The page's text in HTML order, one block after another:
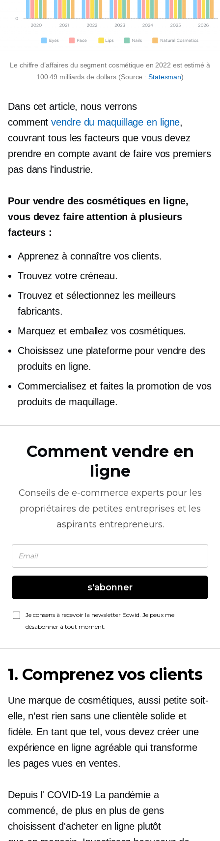
Le chiffre d’affaires du segment cosmétique en 2022 est estimé à
100.49 milliards de dollars (Source :Statesman)
Dans cet article, nous verrons
commentvendre du maquillage en ligne,
couvrant tous les facteurs que vous devez
prendre en compte avant de faire vos premiers
pas dans l'industrie.
Pour vendre des cosmétiques en ligne,
vous devez faire attention à plusieurs
facteurs :
Apprenez à connaître vos clients.
Trouvez votre créneau.
Trouvez et sélectionnez les meilleurs
fabricants.
Marquez et emballez vos cosmétiques.
Сhoisissez une plateforme pour vendre des
produits en ligne.
Commercialisez et faites la promotion de vos
produits de maquillage.
Comment vendre en
ligne
Conseils de e-commerce experts pour les
propriétaires de petites entreprises et les
aspirants entrepreneurs.
s'abonner
Je consens à recevoir la newsletter Ecwid. Je peux me
désabonner à tout moment.
1. Comprenez vos clients
Une marque de cosmétiques, aussi petite soit-
elle, n’est rien sans une clientèle solide et
fidèle. En tant que tel, vous devez créer une
expérience en ligne agréable qui transforme
les pages vues en ventes.
Depuis l' COVID-19 La pandémie a
commencé, de plus en plus de gens
choisissent d'acheter en ligne plutôt